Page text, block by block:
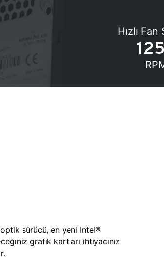
Hızlı Fan
sürücü, en yeni Intel®
grafik kartları ihtiyacınız